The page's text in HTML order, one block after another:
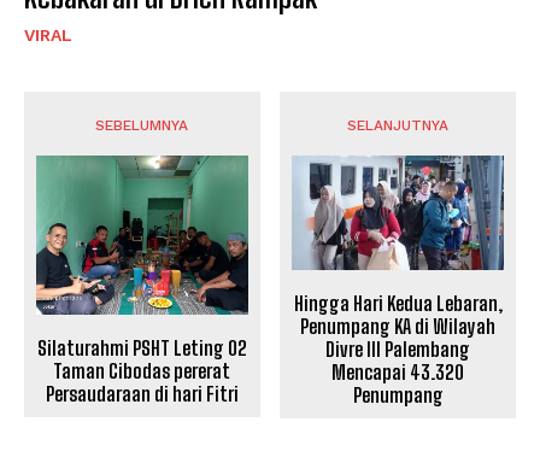
VIRAL
SEBELUMNYA
Silaturahmi PSHT Leting 02
Taman Cibodas pererat
Persaudaraan di hari Fitri
SELANJUTNYA
Hingga Hari Kedua Lebaran,
Penumpang KA di Wilayah
Divre III Palembang
Mencapai 43.320
Penumpang